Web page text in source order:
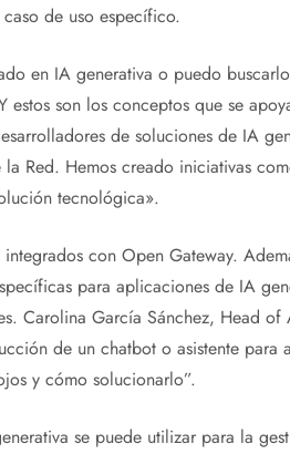
de uso específico.
en IA generativa o puedo
son los conceptos que se
de soluciones de IA
Red. Hemos creado iniciativas
tecnológica».
con Open Gateway.
para aplicaciones de IA
Carolina García Sánchez, Head
de un chatbot o asistente para
y cómo solucionarlo”.
se puede utilizar para la